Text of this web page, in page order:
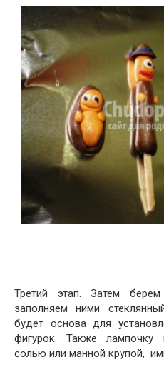
Третий этап. Затем
заполняем ними
будет основа для
фигурок. Также лампочку
солью или манной крупой,